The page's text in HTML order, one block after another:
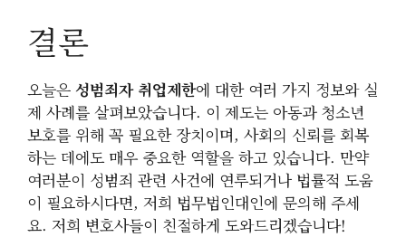
결론
오늘은 성범죄자 취업제한에 대한 여러 가지 정보와 실
제 사례를 살펴보았습니다. 이 제도는 아동과 청소년
보호를 위해 꼭 필요한 장치이며, 사회의 신뢰를 회복
하는 데에도 매우 중요한 역할을 하고 있습니다. 만약
여러분이 성범죄 관련 사건에 연루되거나 법률적 도움
이 필요하시다면, 저희 법무법인대인에 문의해 주세
요. 저희 변호사들이 친절하게 도와드리겠습니다!